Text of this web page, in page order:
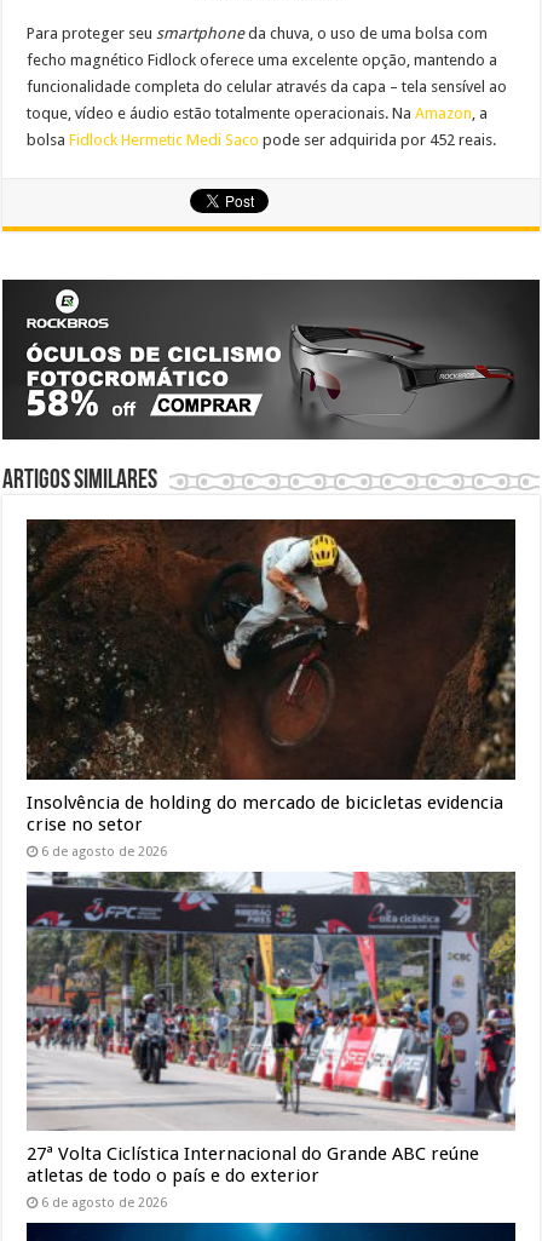
Para proteger seu smartphoneda chuva, o uso de uma bolsa com
fecho magnético Fidlock oferece uma excelente opção, mantendo a
funcionalidade completa do celular através da capa – tela sensível ao
toque, vídeo e áudio estão totalmente operacionais. NaAmazon , a
bolsaFidlock Hermetic Medi Saco pode ser adquirida por 452 reais.
Artigos similares
Insolvência de holding do mercado de bicicletas evidencia
crise no setor
6 de agosto de 2026
27ª Volta Ciclística Internacional do Grande ABC reúne
atletas de todo o país e do exterior
6 de agosto de 2026